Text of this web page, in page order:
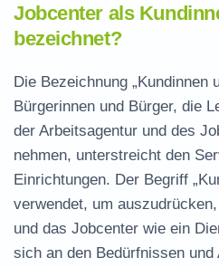
Jobcenter als
bezeichnet?
Die Bezeichnung „Kundinnen
Bürgerinnen und Bürger, die
der Arbeitsagentur und des
nehmen, unterstreicht den
Einrichtungen. Der Begriff
verwendet, um
und das Jobcenter wie ein
sich an den Bedürfnissen